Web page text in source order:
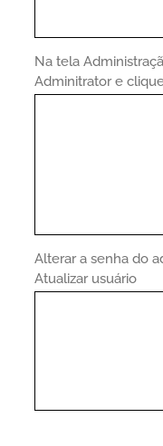
Na tela
Adminitrator e
Alterar a senha do
Atualizar usuário